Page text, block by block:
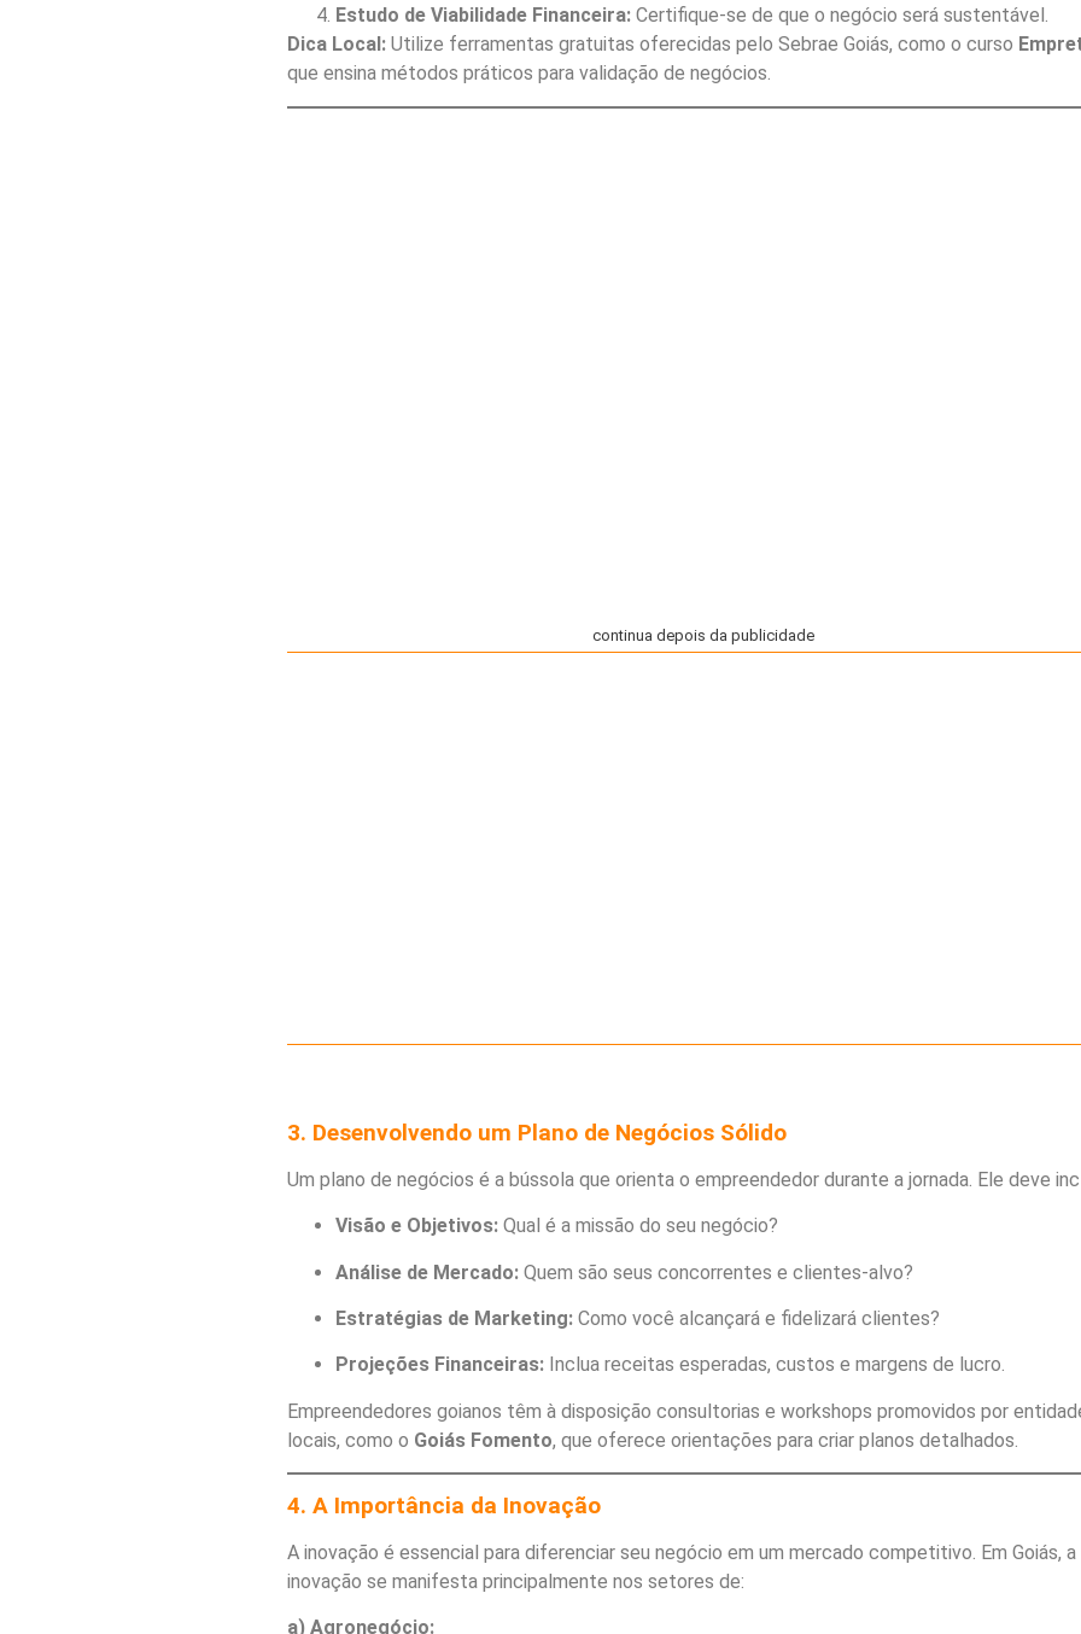
Estudo de Viabilidade Financeira:Certifique-se de que o negócio será sustentável.
Dica Local:Utilize ferramentas gratuitas oferecidas pelo Sebrae Goiás, como o curso
que ensina métodos práticos para validação de negócios.
continua depois da publicidade
3. Desenvolvendo um Plano de Negócios Sólido
Um plano de negócios é a bússola que orienta o empreendedor durante a jornada. Ele deve
Visão e Objetivos:Qual é a missão do seu negócio?
Análise de Mercado:Quem são seus concorrentes e clientes-alvo?
Estratégias de Marketing:Como você alcançará e fidelizará clientes?
Projeções Financeiras:Inclua receitas esperadas, custos e margens de lucro.
Empreendedores goianos têm à disposição consultorias e workshops promovidos por
locais, como o Goiás Fomento, que oferece orientações para criar planos detalhados.
4. A Importância da Inovação
A inovação é essencial para diferenciar seu negócio em um mercado competitivo. Em Goiás, a
inovação se manifesta principalmente nos setores de:
a) Agronegócio: